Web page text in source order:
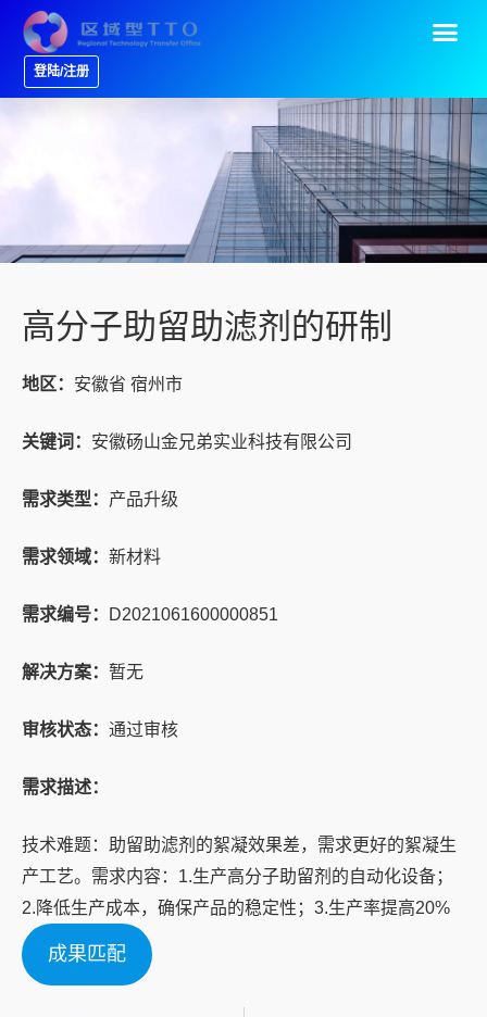
登陆/注册
高分子助留助滤剂的研制
地区： 安徽省 宿州市
关键词： 安徽砀山金兄弟实业科技有限公司
需求类型： 产品升级
需求领域： 新材料
需求编号： D2021061600000851
解决方案： 暂无
审核状态： 通过审核
需求描述：
技术难题：助留助滤剂的絮凝效果差，需求更好的絮凝生
产工艺。需求内容：1.生产高分子助留剂的自动化设备；
2.降低生产成本，确保产品的稳定性；3.生产率提高20%
成果匹配